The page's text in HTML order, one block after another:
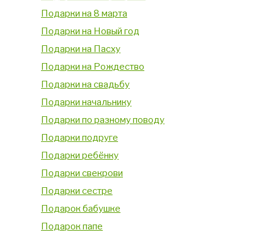
Подарки на 8 марта
Подарки на Новый год
Подарки на Пасху
Подарки на Рождество
Подарки на свадьбу
Подарки начальнику
Подарки по разному поводу
Подарки подруге
Подарки ребёнку
Подарки свекрови
Подарки сестре
Подарок бабушке
Подарок папе